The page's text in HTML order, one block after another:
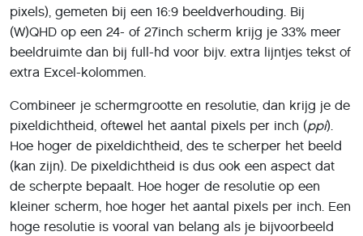
pixels), gemeten bij een 16:9 beeldverhouding. Bij
(W)QHD op een 24- of 27inch scherm krijg je 33% meer
beeldruimte dan bij full-hd voor bijv. extra lijntjes tekst of
extra Excel-kolommen.
Combineer je schermgrootte en resolutie, dan krijg je de
pixeldichtheid, oftewel het aantal pixels per inch (ppi).
Hoe hoger de pixeldichtheid, des te scherper het beeld
(kan zijn). De pixeldichtheid is dus ook een aspect dat
de scherpte bepaalt. Hoe hoger de resolutie op een
kleiner scherm, hoe hoger het aantal pixels per inch. Een
hoge resolutie is vooral van belang als je bijvoorbeeld